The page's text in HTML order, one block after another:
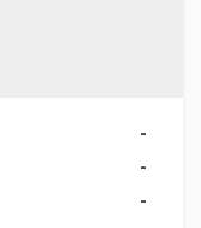
-
-
-